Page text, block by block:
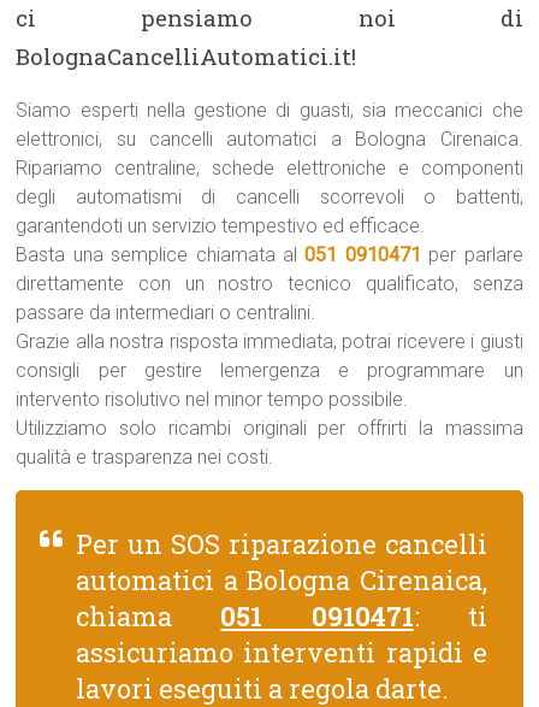
ci pensiamo noi di
BolognaCancelliAutomatici.it!
Siamo esperti nella gestione di guasti, sia meccanici che
elettronici, su cancelli automatici a Bologna Cirenaica.
Ripariamo centraline, schede elettroniche e componenti
degli automatismi di cancelli scorrevoli o battenti,
garantendoti un servizio tempestivo ed efficace.
Basta una semplice chiamata al051 0910471 per parlare
direttamente con un nostro tecnico qualificato, senza
passare da intermediari o centralini.
Grazie alla nostra risposta immediata, potrai ricevere i giusti
consigli per gestire lemergenza e programmare un
intervento risolutivo nel minor tempo possibile.
Utilizziamo solo ricambi originali per offrirti la massima
qualità e trasparenza nei costi.
Per un SOS riparazione cancelli
automatici a Bologna Cirenaica,
chiama 051 0910471: ti
assicuriamo interventi rapidi e
lavori eseguiti a regola darte.